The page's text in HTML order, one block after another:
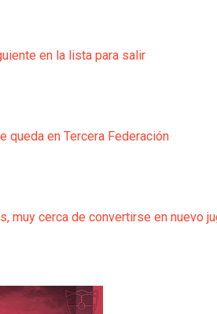
en la lista para salir
queda en Tercera Federación
muy cerca de convertirse en nuevo